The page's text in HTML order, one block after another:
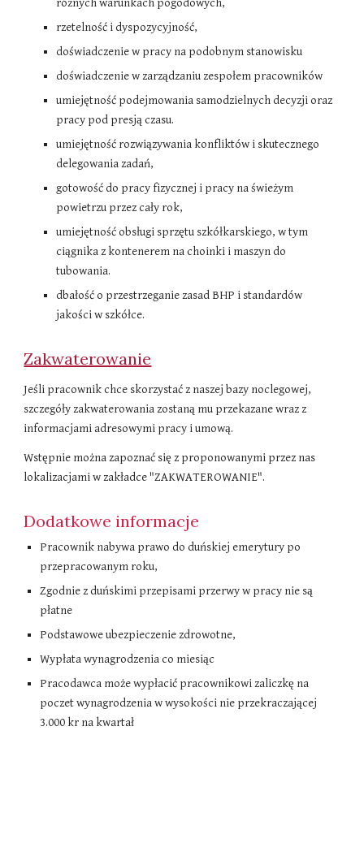
różnych warunkach pogodowych,
rzetelność i dyspozycyjność,
doświadczenie w pracy na podobnym stanowisku
doświadczenie w zarządzaniu zespołem pracowników
umiejętność podejmowania samodzielnych decyzji oraz
pracy pod presją czasu.
umiejętność rozwiązywania konfliktów i skutecznego
delegowania zadań,
gotowość do pracy fizycznej i pracy na świeżym
powietrzu przez cały rok,
umiejętność obsługi sprzętu szkółkarskiego, w tym
ciągnika z kontenerem na choinki i maszyn do
tubowania.
dbałość o przestrzeganie zasad BHP i standardów
jakości w szkółce.
Zakwaterowanie
Jeśli pracownik chce skorzystać z naszej bazy noclegowej,
szczegóły zakwaterowania zostaną mu przekazane wraz z
informacjami adresowymi pracy i umową.
Wstępnie można zapoznać się z proponowanymi przez nas
lokalizacjami w zakładce "ZAKWATEROWANIE".
Dodatkowe informacje
Pracownik nabywa prawo do duńskiej emerytury po
przepracowanym roku,
Zgodnie z duńskimi przepisami przerwy w pracy nie są
płatne
Podstawowe ubezpieczenie zdrowotne,
Wypłata wynagrodzenia co miesiąc
Pracodawca może wypłacić pracownikowi zaliczkę na
poczet wynagrodzenia w wysokości nie przekraczającej
3.000 kr na kwartał